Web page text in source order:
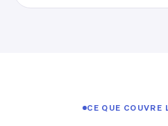
CE QUE COUVRE